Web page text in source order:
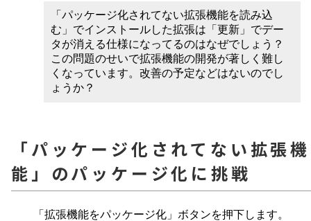
「パッケージ化されてない拡張機能を読み込
む」でインストールした拡張は「更新」でデー
タが消える仕様になってるのはなぜでしょう？
この問題のせいで拡張機能の開発が著しく難し
くなっています。改善の予定などはないのでし
ょうか？
「パッケージ化されてない拡張機
能」のパッケージ化に挑戦
「拡張機能をパッケージ化」ボタンを押下します。